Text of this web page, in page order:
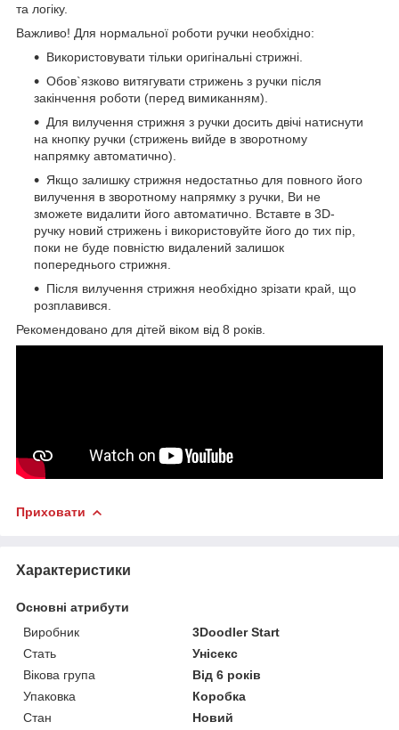
та логіку.
Важливо! Для нормальної роботи ручки необхідно:
Використовувати тільки оригінальні стрижні.
Обов`язково витягувати стрижень з ручки після
закінчення роботи (перед вимиканням).
Для вилучення стрижня з ручки досить двічі натиснути
на кнопку ручки (стрижень вийде в зворотному
напрямку автоматично).
Якщо залишку стрижня недостатньо для повного його
вилучення в зворотному напрямку з ручки, Ви не
зможете видалити його автоматично. Вставте в 3D-
ручку новий стрижень і використовуйте його до тих пір,
поки не буде повністю видалений залишок
попереднього стрижня.
Після вилучення стрижня необхідно зрізати край, що
розплавився.
Рекомендовано для дітей віком від 8 років.
Приховати
Характеристики
Основні атрибути
Виробник
3Doodler Start
Стать
Унісекс
Вікова група
Від 6 років
Упаковка
Коробка
Стан
Новий